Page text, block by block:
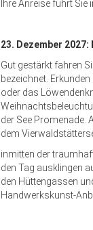
Ihre Anreise führt
23. Dezember
Gut gestärkt fahren
bezeichnet.
oder das
der See Promenade.
dem
inmitten der
den Tag ausklingen
den Hüttengassen
Handwerkskunst-